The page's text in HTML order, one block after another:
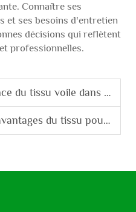
Connaître ses
et ses besoins d'entretien
décisions qui reflètent
professionnelles.
voile dans la décoration intérieure
pour chemises TC pour la mode moderne